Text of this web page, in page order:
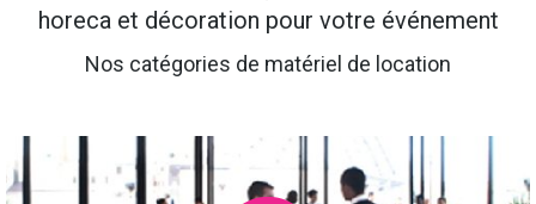
horeca et décoration pour votre événement
Nos catégories de matériel de location